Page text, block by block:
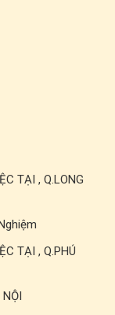
TẠI , Q.LONG
TẠI , Q.PHÚ